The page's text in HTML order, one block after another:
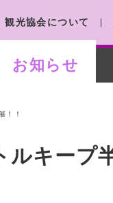
観光協会について
お知らせ
！！
ルキープ